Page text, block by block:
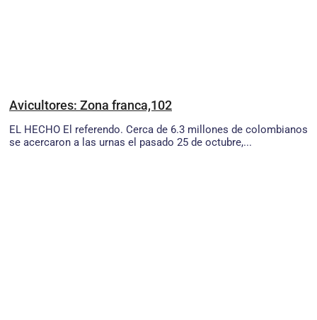
Avicultores: Zona franca,102
EL HECHO El referendo. Cerca de 6.3 millones de colombianos
se acercaron a las urnas el pasado 25 de octubre,...